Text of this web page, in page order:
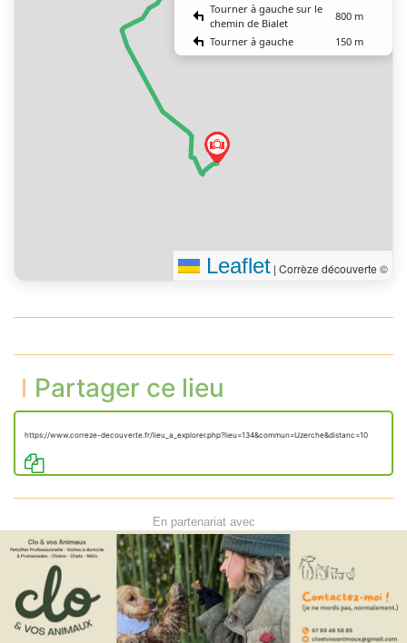
Tourner à gauche sur le
chemin de Bialet
800 m
Tourner à gauche
150 m
Vous êtes arrivé à votre
Leaflet | Corrèze découverte ©
Partager ce lieu
https://www.correze-decouverte.fr/lieu_a_explorer.php?lieu=134&commun=Uzerche&distanc=10
En partenariat avec